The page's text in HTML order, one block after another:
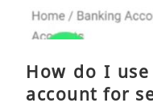
How do I
account for